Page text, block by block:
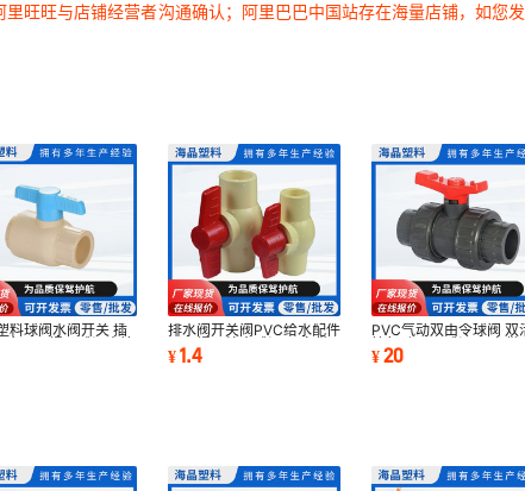
旺旺与店铺经营者沟通确认；阿里巴巴中国站存在海量店铺，如您
料球阀水阀开关 插
令平口螺口球阀水管
排水阀开关阀PVC给水配件
平口螺口给水球阀 厂家供
应阀门开关
¥1.4
PVC气动双由令球阀 双
接气动PVC球阀 厂家供
双由令球阀截止阀
¥20